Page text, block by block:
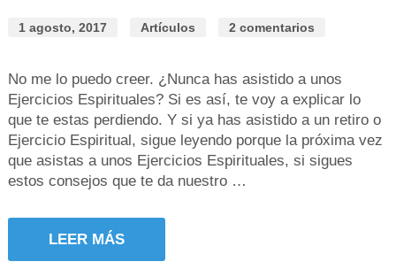
1 agosto, 2017 Artículos 2 comentarios
No me lo puedo creer. ¿Nunca has asistido a unos
Ejercicios Espirituales? Si es así, te voy a explicar lo
que te estas perdiendo. Y si ya has asistido a un retiro o
Ejercicio Espiritual, sigue leyendo porque la próxima vez
que asistas a unos Ejercicios Espirituales, si sigues
estos consejos que te da nuestro …
LEER MÁS